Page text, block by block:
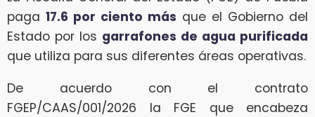
paga 17.6 por ciento más que el Gobierno del
Estado por los garrafones de agua purificada
que utiliza para sus diferentes áreas operativas.
De acuerdo con el contrato
FGEP/CAAS/001/2026 la FGE que encabeza